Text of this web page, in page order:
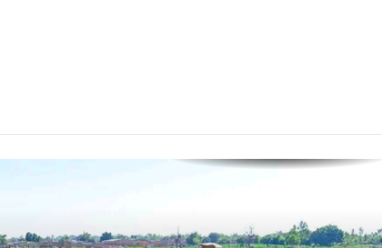
transparent et équitable